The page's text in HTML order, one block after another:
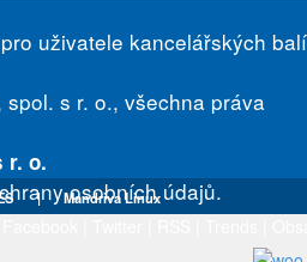
uživatele kancelářských
s r. o., všechna práva
r. o.
osobních údajů.
| Mandriva Linux